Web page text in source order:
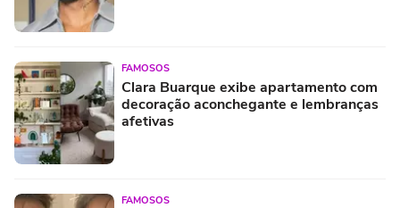
FAMOSOS
Clara Buarque exibe apartamento com
decoração aconchegante e lembranças
afetivas
FAMOSOS